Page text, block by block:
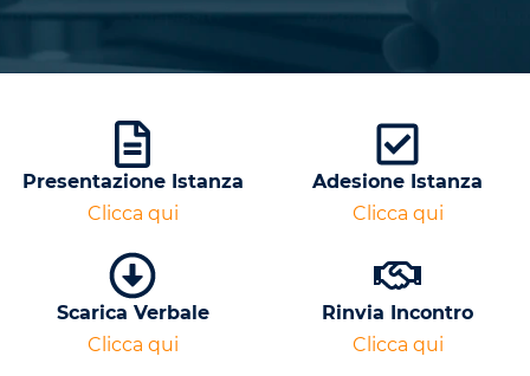
Presentazione Istanza
Clicca qui
Adesione Istanza
Clicca qui
Scarica Verbale
Clicca qui
Rinvia Incontro
Clicca qui